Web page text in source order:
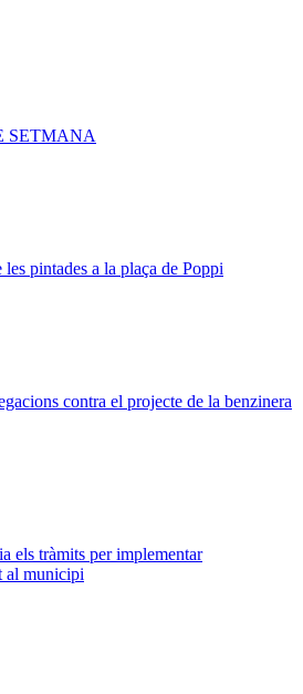
SETMANA
pintades a la plaça de Poppi
contra el projecte de la benzinera
els tràmits per implementar
al municipi